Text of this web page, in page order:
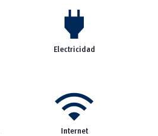
power
Electricidad
wifi
Internet